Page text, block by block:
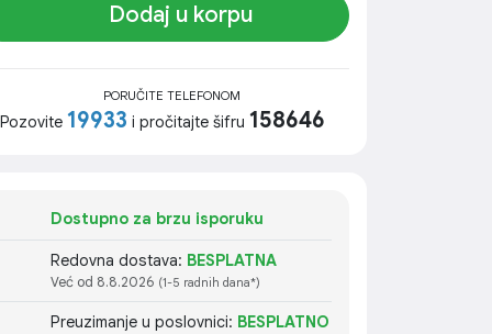
Dodaj u korpu
PORUČITE TELEFONOM
Pozovite 19933 i pročitajte šifru 158646
Dostupno za brzu isporuku
Redovna dostava: BESPLATNA
Već od 8.8.2026 (1-5 radnih dana*)
Preuzimanje u poslovnici: BESPLATNO